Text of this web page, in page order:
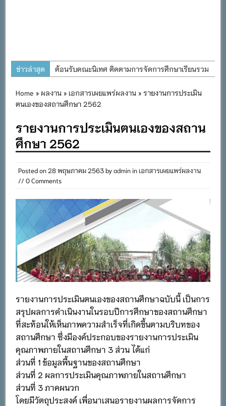
ข่าวล่าสุด
ต้อนรับคณะนิเทศ ติดตามการจัดการศึกษาเรียนรวม
การอบรมการจัดทำแผนพัฒนาการจัดการศึกษาและ
สำนักงานเขตพื้นที่การศึกษาประถมศึกษาภูเก็ต
พิธีถวายเครื่องราชสักการะ วางพานพุ่ม และจุด
พระชนมพรรษา พระบาทสมเด็จพระเจ้าอยู่หัว ๒๘
กรกฎาคม ๒๕๖๙
กิจกรรมถวายเทียนพรรษา สืบสานพระพุทธศาสนา
เนื่องในวันอาสาฬหบูชาและวันเข้าพรรษา
กิจกรรม SAFETY FOR KIDS เสริมสร้างวินัยและ
ความปลอดภัยในการใช้รถใช้ถนน
Home » ผลงาน » เอกสารเผยแพร่ผลงาน » รายงานการประเมิน
ตนเองของสถานศึกษา 2562
รายงานการประเมินตนเองของสถาน
ศึกษา 2562
Posted on28 พฤษภาคม 2563byadmininเอกสารเผยแพร่ผลงาน
// 0 Comments
รายงานการประเมินตนเองของสถานศึกษาฉบับนี้ เป็นการ
สรุปผลการดำเนินงานในรอบปีการศึกษาของสถานศึกษา
ที่สะท้อนให้เห็นภาพความสำเร็จที่เกิดขึ้นตามบริบทของ
สถานศึกษา ซึ่งมีองค์ประกอบของรายงานการประเมิน
คุณภาพภายในสถานศึกษา 3 ส่วน ได้แก่
ส่วนที่ 1 ข้อมูลพื้นฐานของสถานศึกษา
ส่วนที่ 2 ผลการประเมินคุณภาพภายในสถานศึกษา
ส่วนที่ 3 ภาคผนวก
โดยมีวัตถุประสงค์ เพื่อนาเสนอรายงานผลการจัดการ